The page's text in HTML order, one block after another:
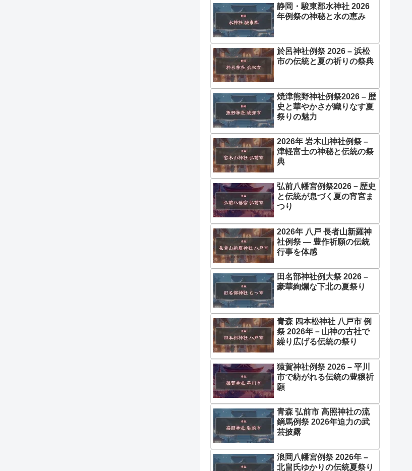
静岡・駿東郡水神社 2026
年例祭の神秘と水の恵み
於呂神社例祭 2026 – 浜松
市の伝統と夏の祈りの祭典
焼津熊野神社例祭2026 – 歴
史と華やかさが織りなす夏
祭りの魅力
2026年 岩木山神社例祭 –
津軽富士の神秘と伝統の祭
典
弘前八幡宮例祭2026－歴史
と伝統が息づく夏の宵宮ま
つり
2026年 八戸 長者山新羅神
社例祭 ― 豊作祈願の伝統
行事を体感
田名部神社例大祭 2026 –
豪華絢爛な下北の夏祭り
青森 四本松神社 八戸市 例
祭 2026年－山神の古社で
繰り広げる伝統の祭り
猿賀神社例祭 2026 – 平川
市で紡がれる伝統の豊穣祈
願
青森 弘前市 高照神社の流
鏑馬例祭 2026年迫力の武
芸披露
浪岡八幡宮例祭 2026年 –
北畠氏ゆかりの伝統夏祭り